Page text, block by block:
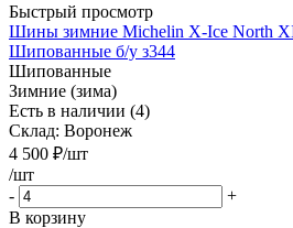
Быстрый просмотр
Шины зимние Michelin X-Ice North
Шипованные б/у з344
Шипованные
Зимние (зима)
Есть в наличии (4)
Склад: Воронеж
4 500 ₽/шт
/шт
-
+
В корзину